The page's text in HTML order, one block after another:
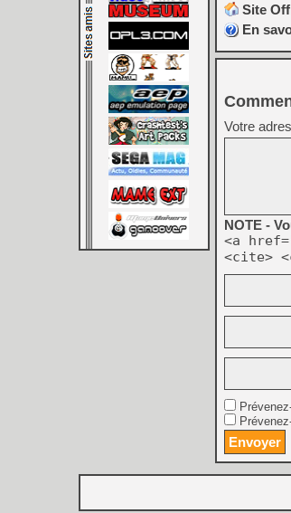
Site
En
Votre
NOTE -
<a
<cite>